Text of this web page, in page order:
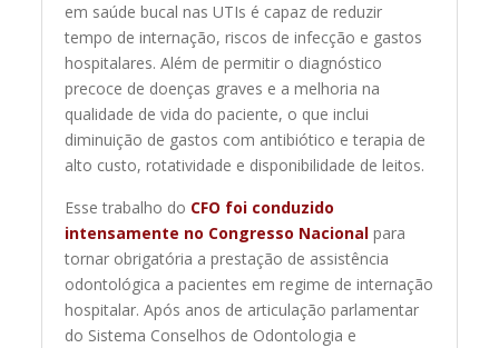
em saúde bucal nas UTIs é capaz de reduzir
tempo de internação, riscos de infecção e gastos
hospitalares. Além de permitir o diagnóstico
precoce de doenças graves e a melhoria na
qualidade de vida do paciente, o que inclui
diminuição de gastos com antibiótico e terapia de
alto custo, rotatividade e disponibilidade de leitos.
Esse trabalho do CFO foi conduzido
intensamente no Congresso Nacionalpara
tornar obrigatória a prestação de assistência
odontológica a pacientes em regime de internação
hospitalar. Após anos de articulação parlamentar
do Sistema Conselhos de Odontologia e